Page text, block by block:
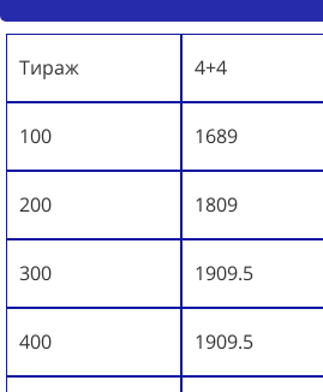
Тираж 4+4
100 1689
200 1809
300 1909.5
400 1909.5